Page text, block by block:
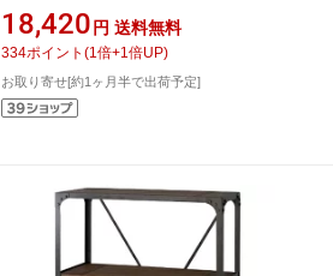
ラウン
18,420 円 送料無料
334ポイント (1 倍+1 倍UP)
お取り寄せ[約1ヶ月半で出荷予定]